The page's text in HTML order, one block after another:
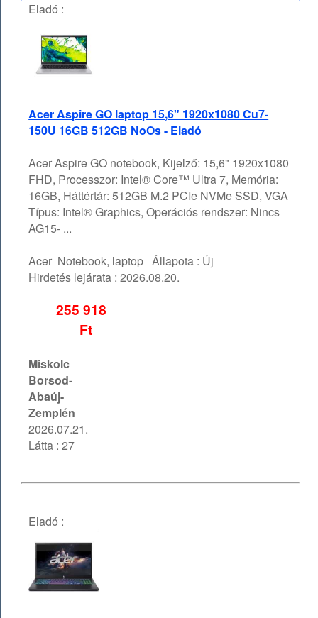
Eladó :
Acer Aspire GO laptop 15,6" 1920x1080 Cu7-
150U 16GB 512GB NoOs - Eladó
Acer Aspire GO notebook, Kijelző: 15,6" 1920x1080
FHD, Processzor: Intel® Core™ Ultra 7, Memória:
16GB, Háttértár: 512GB M.2 PCIe NVMe SSD, VGA
Típus: Intel® Graphics, Operációs rendszer: Nincs
AG15- ...
Acer Notebook, laptop Állapota : Új
Hirdetés lejárata :2026.08.20.
255 918
Ft
Miskolc
Borsod-
Abaúj-
Zemplén
2026.07.21.
Látta : 27
Eladó :